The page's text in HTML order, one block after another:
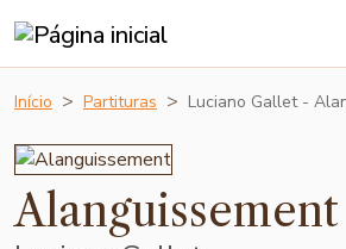
Início Partituras Luciano Gallet -
Alanguissement